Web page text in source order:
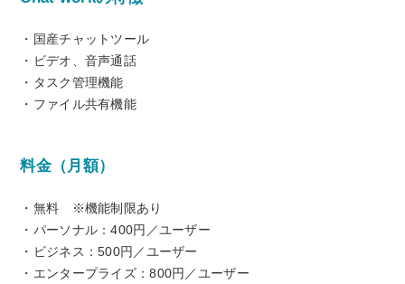
・国産チャットツール
・ビデオ、音声通話
・タスク管理機能
・ファイル共有機能
料金（月額）
・無料 ※機能制限あり
・パーソナル：400円／ユーザー
・ビジネス：500円／ユーザー
・エンタープライズ：800円／ユーザー